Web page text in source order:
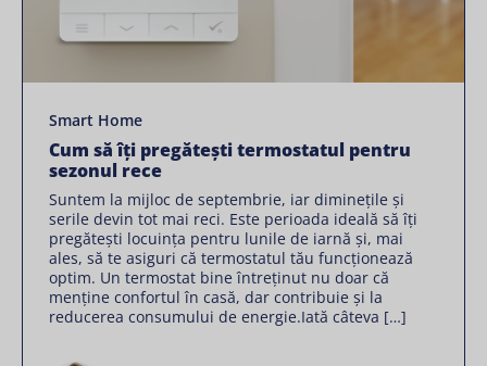
Smart Home
Cum să îți pregătești termostatul pentru
sezonul rece
Suntem la mijloc de septembrie, iar diminețile și
serile devin tot mai reci. Este perioada ideală să îți
pregătești locuința pentru lunile de iarnă și, mai
ales, să te asiguri că termostatul tău funcționează
optim. Un termostat bine întreținut nu doar că
menține confortul în casă, dar contribuie și la
reducerea consumului de energie.Iată câteva […]